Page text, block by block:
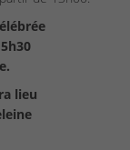
lieu